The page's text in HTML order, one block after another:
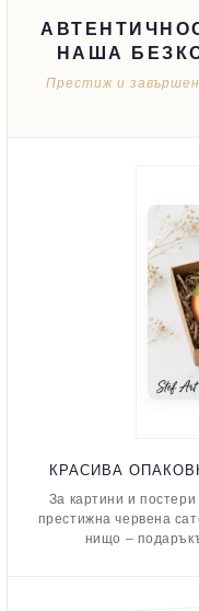
НАША
Престиж и
КРАСИВА
За картини и
престижна червена
нищо –